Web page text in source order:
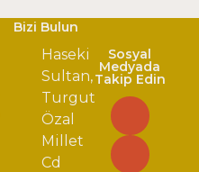
Bizi Bulun
Haseki
Sultan,
Turgut
Özal
Millet
Cd
Sosyal
Medyada
Takip Edin